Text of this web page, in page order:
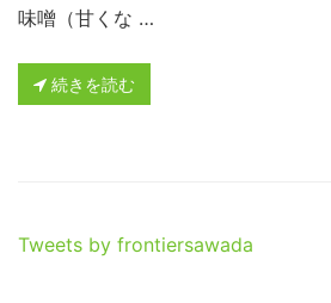
味噌（甘くな …
続きを読む
Tweets by frontiersawada